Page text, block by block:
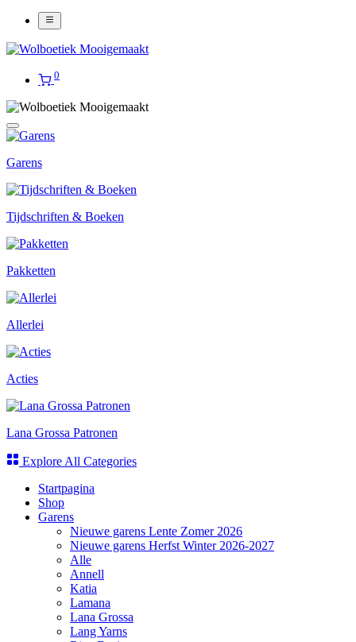
0
Garens
Tijdschriften & Boeken
Pakketten
Allerlei
Acties
Lana Grossa Patronen
Explore All Categories
Startpagina
Shop
Garens
Nieuwe garens Lente Zomer 2026
Nieuwe garens Herfst Winter 2026-2027
Alle
Annell
Katia
Lamana
Lana Grossa
Lang Yarns